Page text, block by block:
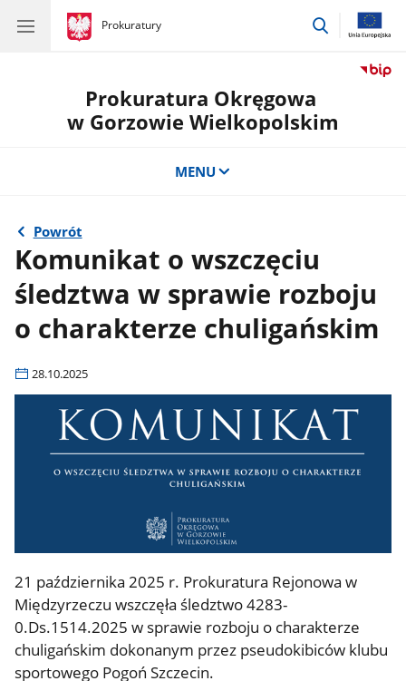
gov.pl
Prokuratury
gov.pl
Prokuratury
przejdź
Prokuratura Okręgowa
w Gorzowie Wielkopolskim
MENU
Powrót
Komunikat o wszczęciu
śledztwa w sprawie rozboju
o charakterze chuligańskim
28.10.2025
21 października 2025 r. Prokuratura Rejonowa w
Międzyrzeczu wszczęła śledztwo 4283-
0.Ds.1514.2025 w sprawie rozboju o charakterze
chuligańskim dokonanym przez pseudokibiców klubu
sportowego Pogoń Szczecin.